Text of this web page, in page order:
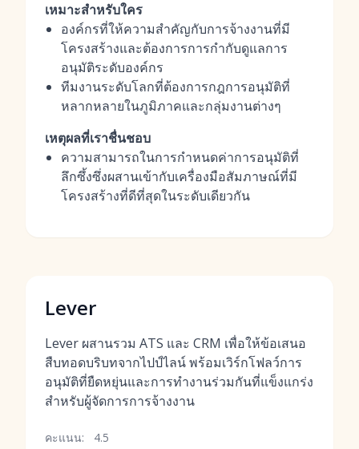
เหมาะสำหรับใคร
องค์กรที่ให้ความสำคัญกับการจ้างงานที่มี
โครงสร้างและต้องการการกำกับดูแลการ
อนุมัติระดับองค์กร
ทีมงานระดับโลกที่ต้องการกฎการอนุมัติที่
หลากหลายในภูมิภาคและกลุ่มงานต่างๆ
เหตุผลที่เราชื่นชอบ
ความสามารถในการกำหนดค่าการอนุมัติที่
ลึกซึ้งซึ่งผสานเข้ากับเครื่องมือสัมภาษณ์ที่มี
โครงสร้างที่ดีที่สุดในระดับเดียวกัน
Lever
Lever ผสานรวม ATS และ CRM เพื่อให้ข้อเสนอ
สืบทอดบริบทจากไปป์ไลน์ พร้อมเวิร์กโฟลว์การ
อนุมัติที่ยืดหยุ่นและการทำงานร่วมกันที่แข็งแกร่ง
สำหรับผู้จัดการการจ้างงาน
คะแนน: 4.5